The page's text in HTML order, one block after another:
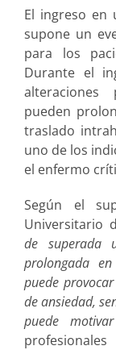
El ingreso en
supone un
para los
Durante el
alteraciones
pueden
traslado
uno de los
el enfermo
Según el
Universitario
de superada
prolongada
puede
de ansiedad,
puede